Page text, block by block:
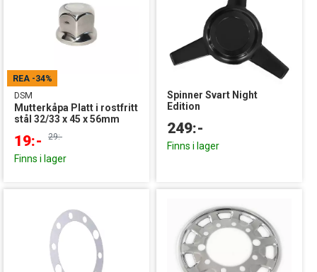
REA -34%
DSM
Mutterkåpa Platt i rostfritt
stål 32/33 x 45 x 56mm
19:- 29:-
Finns i lager
Spinner Svart Night
Edition
249:-
Finns i lager